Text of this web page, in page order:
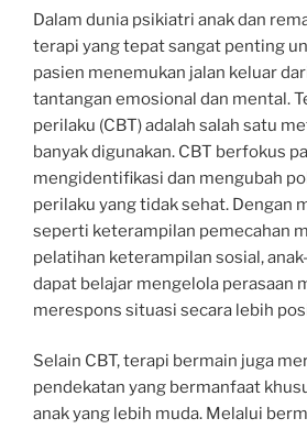
Dalam dunia psikiatri anak dan
terapi yang tepat sangat penting
pasien menemukan jalan keluar
tantangan emosional dan mental.
perilaku (CBT) adalah salah satu
banyak digunakan. CBT berfokus
mengidentifikasi dan mengubah
perilaku yang tidak sehat. Dengan
seperti keterampilan pemecahan
pelatihan keterampilan sosial,
dapat belajar mengelola perasaan
merespons situasi secara lebih
Selain CBT, terapi bermain juga
pendekatan yang bermanfaat
anak yang lebih muda. Melalui